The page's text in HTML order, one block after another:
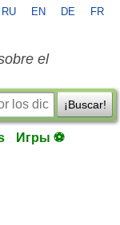
RU EN DE FR
el
¡Buscar!
Игры ⚽